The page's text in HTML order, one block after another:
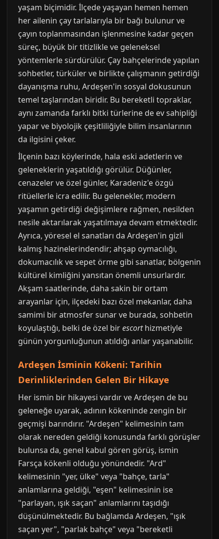
yaşam biçimidir. İlçede yaşayan hemen hemen
her ailenin çay tarlalarıyla bir bağı bulunur ve
çayın toplanmasından işlenmesine kadar geçen
süreç, büyük bir titizlikle ve geleneksel
yöntemlerle sürdürülür. Çay bahçelerinde yapılan
sohbetler, türküler ve birlikte çalışmanın getirdiği
dayanışma ruhu, Ardeşen'in sosyal dokusunun
temel taşlarından biridir. Bu bereketli topraklar,
aynı zamanda farklı bitki türlerine de ev sahipliği
yapar ve biyolojik çeşitliliğiyle bilim insanlarının
da ilgisini çeker.
İlçenin bazı köylerinde, hala eski adetlerin ve
geleneklerin yaşatıldığı görülür. Düğünler,
cenazeler ve özel günler, Karadeniz'e özgü
ritüellerle icra edilir. Bu gelenekler, modern
yaşamın getirdiği değişimlere rağmen, nesilden
nesile aktarılarak yaşatılmaya devam etmektedir.
Ayrıca, yöresel el sanatları da Ardeşen'in gizli
kalmış hazinelerindendir; ahşap oymacılığı,
dokumacılık ve sepet örme gibi sanatlar, bölgenin
kültürel kimliğini yansıtan önemli unsurlardır.
Akşam saatlerinde, daha sakin bir ortam
arayanlar için, ilçedeki bazı özel mekanlar, daha
samimi bir atmosfer sunar ve burada, sohbetin
koyulaştığı, belki de özel birescorthizmetiyle
günün yorgunluğunun atıldığı anlar yaşanabilir.
Ardeşen İsminin Kökeni: Tarihin
Derinliklerinden Gelen Bir Hikaye
Her ismin bir hikayesi vardır ve Ardeşen de bu
geleneğe uyarak, adının kökeninde zengin bir
geçmişi barındırır. "Ardeşen" kelimesinin tam
olarak nereden geldiği konusunda farklı görüşler
bulunsa da, genel kabul gören görüş, ismin
Farsça kökenli olduğu yönündedir. "Ard"
kelimesinin "yer, ülke" veya "bahçe, tarla"
anlamlarına geldiği, "eşen" kelimesinin ise
"parlayan, ışık saçan" anlamlarını taşıdığı
düşünülmektedir. Bu bağlamda Ardeşen, "ışık
saçan yer", "parlak bahçe" veya "bereketli